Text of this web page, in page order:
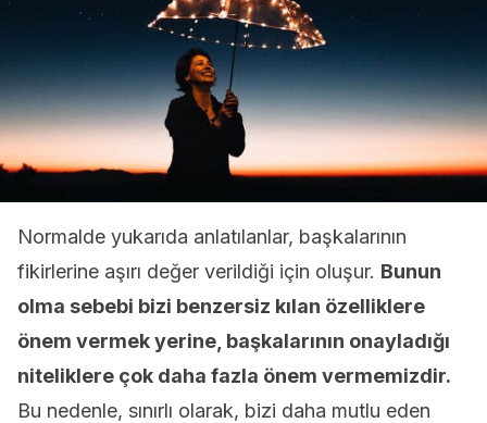
Normalde yukarıda anlatılanlar, başkalarının
fikirlerine aşırı değer verildiği için oluşur. Bunun
olma sebebi bizi benzersiz kılan özelliklere
önem vermek yerine, başkalarının onayladığı
niteliklere çok daha fazla önem vermemizdir.
Bu nedenle, sınırlı olarak, bizi daha mutlu eden